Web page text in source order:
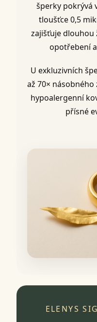
šperky pokrývá
tloušťce 0,5
zajišťuje
opotřebení
U exkluzivních
až 70×
hypoalergenní
přísné
ELENYS